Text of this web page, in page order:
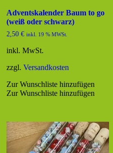
Adventskalender Baum to go
(weiß oder schwarz)
2,50 € inkl. 19 % MWSt.
inkl. MwSt.
zzgl. Versandkosten
Zur Wunschliste hinzufügen
Zur Wunschliste hinzufügen